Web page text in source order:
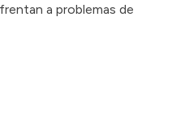
a problemas de